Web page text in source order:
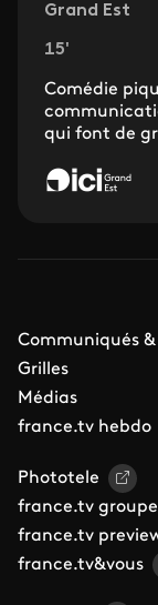
Grand Est
15'
Comédie
qui font de
Communiqués &
Grilles
Médias
france.tv hebdo
Phototele
france.tv groupe
france.tv
france.tv&vous